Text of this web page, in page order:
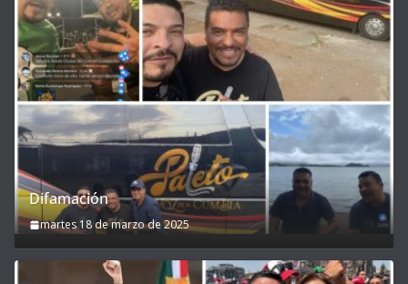
Difamación
martes 18 de marzo de 2025